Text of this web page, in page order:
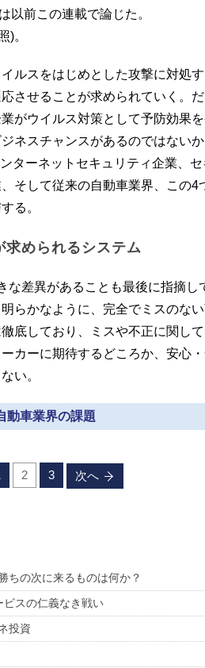
以前この連載で論じた。
)。
ルスをはじめとした攻撃に対処
させることが求められていく。
がウイルス対策として予防効果
ネスチャンスがあるのではないか
ターネットセキュリティ企業、セ
そして従来の自動車業界、この4
る。
求められるシステム
差異があることも最後に指摘し
らかなように、完全でミスのな
底しており、ミスや不正に関し
カーに期待するどころか、安心
い。
動車業界の課題
2 3 次へ
ちの次に来るものは何か？
スの仁義なき戦い
投資